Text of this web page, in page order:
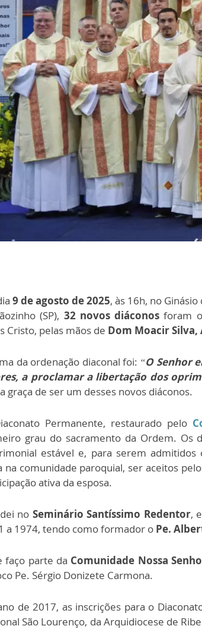
9 de agosto de 2025, às 16h, no
(SP), 32 novos diáconos foram
Cristo, pelas mãos de Dom Moacir Silva,
da ordenação diaconal foi: “O Senhor
a proclamar a libertação dos
graça de ser um desses novos diáconos.
Permanente, restaurado pelo
grau do sacramento da Ordem. Os
estável e, para serem admitidos
na comunidade paroquial, ser aceitos
ativa da esposa.
no Seminário Santíssimo Redentor,
a 1974, tendo como formador o Pe.
faço parte da Comunidade Nossa
Pe. Sérgio Donizete Carmona.
de 2017, as inscrições para o
São Lourenço, da Arquidiocese de